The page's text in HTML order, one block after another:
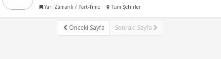
Yarı Zamanlı / Part-Time
Tüm Şehirler
Önceki Sayfa Sonraki Sayfa